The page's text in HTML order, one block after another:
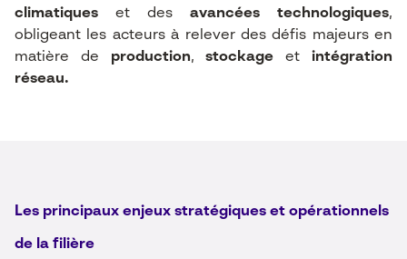
climatiques et des avancées technologiques,
obligeant les acteurs à relever des défis majeurs en
matière de production,stockage et intégration
réseau.
Les principaux enjeux stratégiques et opérationnels
de la filière